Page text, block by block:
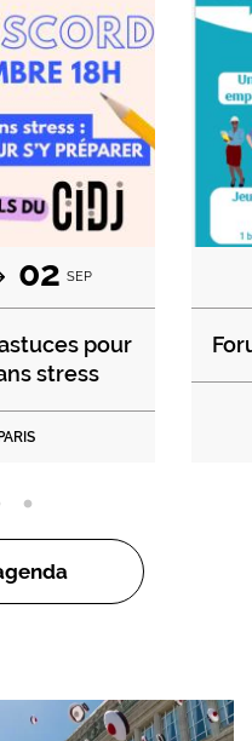
02 SEP
pour
stress
PARIS